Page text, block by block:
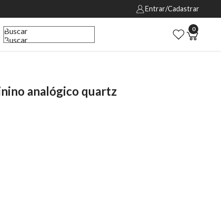
Entrar/Cadastrar
Buscar
Buscar
0
analógico quartz